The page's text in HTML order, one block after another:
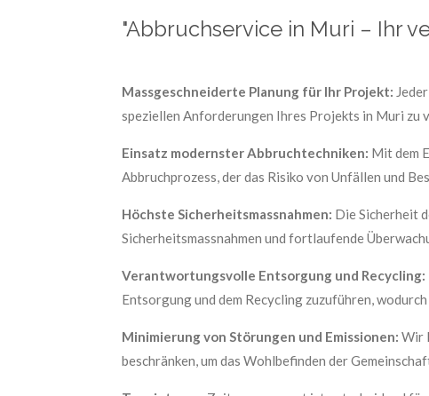
"Abbruchservice in Muri – Ihr
Massgeschneiderte Planung für Ihr Projekt:
speziellen Anforderungen Ihres Projekts in Muri zu
Einsatz modernster Abbruchtechniken: Mit dem
Abbruchprozess, der das Risiko von Unfällen und
Höchste Sicherheitsmassnahmen: Die Sicherheit
Sicherheitsmassnahmen und fortlaufende
Verantwortungsvolle Entsorgung und Recycling:
Entsorgung und dem Recycling zuzuführen,
Minimierung von Störungen und Emissionen: Wir
beschränken, um das Wohlbefinden der